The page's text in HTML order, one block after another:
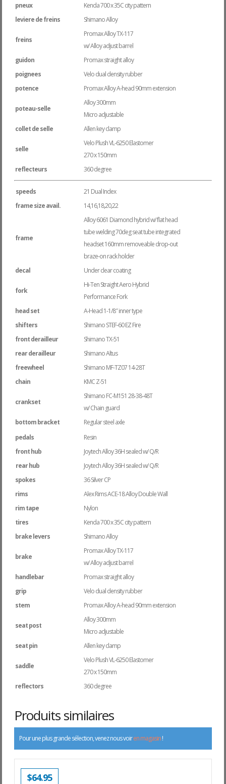
pneux
Kenda 700 x 35C city pattern
leviere de freins
Shimano Alloy
freins
Promax Alloy TX-117
w/ Alloy adjust barrel
guidon
Promax straight alloy
poignees
Velo dual density rubber
potence
Promax Alloy A-head 90mm extension
poteau-selle
Alloy 300mm
Micro adjustable
collet de selle
Allen key clamp
selle
Velo Plush VL-6250 Elastomer
270 x 150mm
reflecteurs
360 degree
speeds
21 Dual Index
frame size avail.
14,16,18,20,22
frame
Alloy 6061 Diamond hybrid w/ flat head
tube welding 70deg seat tube integrated
headset 160mm removeable drop-out
braze-on rack holder
decal
Under clear coating
fork
Hi-Ten Straight Aero Hybrid
Performance Fork
head set
A-Head 1-1/8″ inner type
shifters
Shimano STEF-60 EZ Fire
front derailleur
Shimano TX-51
rear derailleur
Shimano Altus
freewheel
Shimano MF-TZ07 14-28T
chain
KMC Z-51
crankset
Shimano FC-M151 28-38-48T
w/ Chain guard
bottom bracket
Regular steel axle
pedals
Resin
front hub
Joytech Alloy 36H sealed w/ Q/R
rear hub
Joytech Alloy 36H sealed w/ Q/R
spokes
36 Silver CP
rims
Alex Rims ACE-18 Alloy Double Wall
rim tape
Nylon
tires
Kenda 700 x 35C city pattern
brake levers
Shimano Alloy
brake
Promax Alloy TX-117
w/ Alloy adjust barrel
handlebar
Promax straight alloy
grip
Velo dual density rubber
stem
Promax Alloy A-head 90mm extension
seat post
Alloy 300mm
Micro adjustable
seat pin
Allen key clamp
saddle
Velo Plush VL-6250 Elastomer
270 x 150mm
reflectors
360 degree
Produits similaires
Pour une plus grande sélection, venez nous voiren magasin!
$64.95